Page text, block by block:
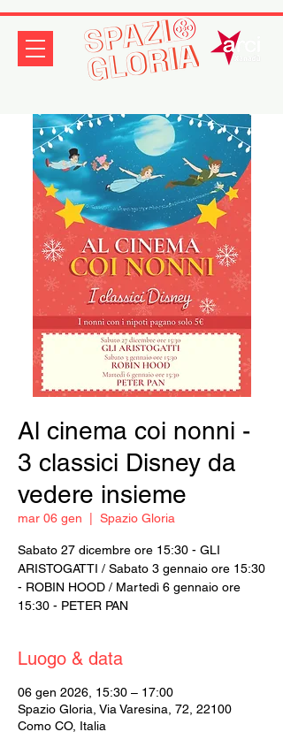
Al cinema coi nonni -
3 classici Disney da
vedere insieme
mar 06 gen Spazio Gloria
Sabato 27 dicembre ore 15:30 - GLI
ARISTOGATTI / Sabato 3 gennaio ore 15:30
- ROBIN HOOD / Martedì 6 gennaio ore
15:30 - PETER PAN
Luogo & data
06 gen 2026, 15:30 – 17:00
Spazio Gloria, Via Varesina, 72, 22100
Como CO, Italia